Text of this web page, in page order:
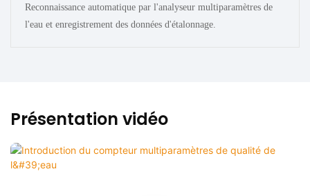
Reconnaissance automatique par l'analyseur multiparamètres de
l'eau et enregistrement des données d'étalonnage.
Présentation vidéo